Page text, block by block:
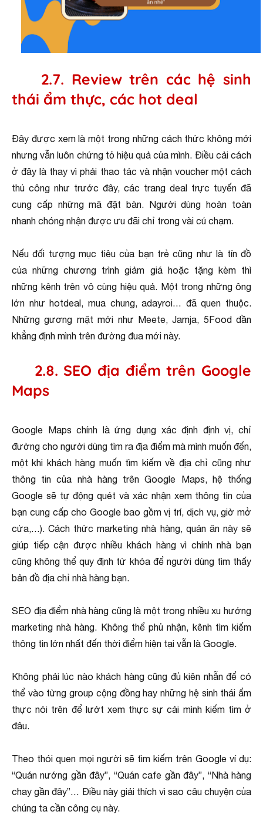
2.7. Review trên các hệ sinh
thái ẩm thực, các hot deal
Đây được xem là một trong những cách thức không mới
nhưng vẫn luôn chứng tỏ hiệu quả của mình. Điều cải cách
ở đây là thay vì phải thao tác và nhận voucher một cách
thủ công như trước đây, các trang deal trực tuyến đã
cung cấp những mã đặt bàn. Người dùng hoàn toàn
nhanh chóng nhận được ưu đãi chỉ trong vài cú chạm.
Nếu đối tượng mục tiêu của bạn trẻ cũng như là tín đồ
của những chương trình giảm giá hoặc tặng kèm thì
những kênh trên vô cùng hiệu quả. Một trong những ông
lớn như hotdeal, mua chung, adayroi… đã quen thuộc.
Những gương mặt mới như Meete, Jamja, 5Food dần
khẳng định mình trên đường đua mới này.
2.8. SEO địa điểm trên Google
Maps
Google Maps chính là ứng dụng xác định định vị, chỉ
đường cho người dùng tìm ra địa điểm mà mình muốn đến,
một khi khách hàng muốn tìm kiếm về địa chỉ cũng như
thông tin của nhà hàng trên Google Maps, hệ thống
Google sẽ tự động quét và xác nhận xem thông tin của
bạn cung cấp cho Google bao gồm vị trí, dịch vụ, giờ mở
cửa,…). Cách thức marketing nhà hàng, quán ăn này sẽ
giúp tiếp cận được nhiều khách hàng vì chính nhà bạn
cũng không thể quy định từ khóa để người dùng tìm thấy
bản đồ địa chỉ nhà hàng bạn.
SEO địa điểm nhà hàng cũng là một trong nhiều xu hướng
marketing nhà hàng. Không thể phủ nhận, kênh tìm kiếm
thông tin lớn nhất đến thời điểm hiện tại vẫn là Google.
Không phải lúc nào khách hàng cũng đủ kiên nhẫn để có
thể vào từng group cộng đồng hay những hệ sinh thái ẩm
thực nói trên để lướt xem thực sự cái mình kiếm tìm ở
đâu.
Theo thói quen mọi người sẽ tìm kiếm trên Google ví dụ:
“Quán nướng gần đây”, “Quán cafe gần đây”, “Nhà hàng
chay gần đây”… Điều này giải thích vì sao câu chuyện của
chúng ta cần công cụ này.